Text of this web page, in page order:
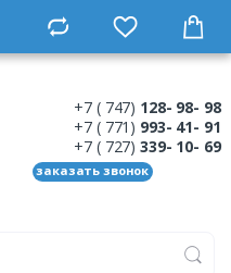
+7 ( 747) 128- 98- 98
+7 ( 771) 993- 41- 91
+7 ( 727) 339- 10- 69
заказать звонок